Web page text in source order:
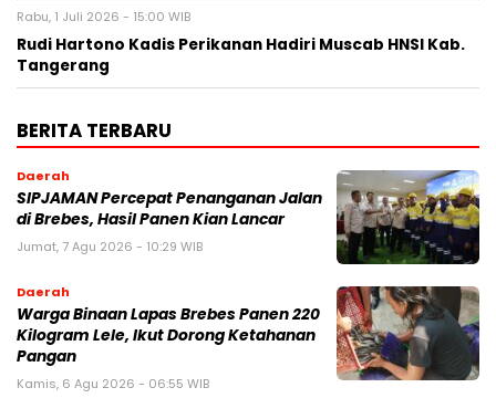
Rabu, 1 Juli 2026 - 15:00 WIB
Rudi Hartono Kadis Perikanan Hadiri Muscab HNSI Kab.
Tangerang
BERITA TERBARU
Daerah
SIPJAMAN Percepat Penanganan Jalan
di Brebes, Hasil Panen Kian Lancar
Jumat, 7 Agu 2026 - 10:29 WIB
Daerah
Warga Binaan Lapas Brebes Panen 220
Kilogram Lele, Ikut Dorong Ketahanan
Pangan
Kamis, 6 Agu 2026 - 06:55 WIB